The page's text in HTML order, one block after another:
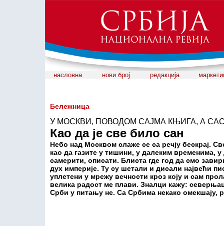
насловна нови број редакција
Бележница
У МОСКВИ, ПОВОДОМ САЈМА КЊИГА, А
Као да је све било сан
Небо над Москвом слаже се са речју бескрај.
као да газите у тишини, у далеким временима,
самерити, описати. Блиста где год да смо
дух империје. Ту су шетали и дисали највећи
уплетени у мрежу вечности кроз коју и сам
велика радост ме плави. Зналци кажу:
Срби у питању не. Са Србима некако омекшају,